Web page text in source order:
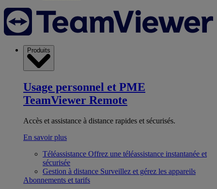
Produits
Usage personnel et PME
TeamViewer Remote
Accès et assistance à distance rapides et sécurisés.
En savoir plus
Téléassistance Offrez une téléassistance instantanée et
sécurisée
Gestion à distance Surveillez et gérez les appareils
Abonnements et tarifs